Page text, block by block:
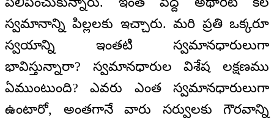
స్వమానాన్ని పిల్లలకు ఇచ్చారు. మరి ప్రతి ఒక్కరూ
స్వయాన్ని ఇంతటి స్వమానధారులుగా
భావిస్తున్నారా? స్వమానధారుల విశేష లక్షణము
ఏముంటుంది? ఎవరు ఎంత స్వమానధారులుగా
ఉంటారో, అంతగానే వారు సర్వులకు గౌరవాన్ని